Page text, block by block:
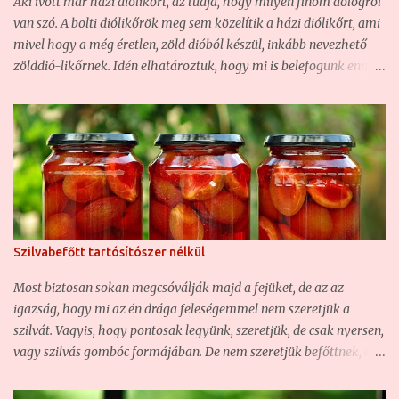
hiába több, mint tíz liter lett, nem fog sokáig tartani... Hozzávalók
a házi meggyborhoz: - 10 kg meggy - 3+2 liter víz - 2+1 kg
kristályc...
van szó. A bolti diólikőrök meg sem közelítik a házi diólikőrt, ami
mivel hogy a még éretlen, zöld dióból készül, inkább nevezhető
zölddió-likőrnek. Idén elhatároztuk, hogy mi is belefogunk ennek
gyógyital is, ahogy Zilahay Ágnes már régen (1892) megírta,
kitűnő gyomorerősítő is... Zilahy Ágnes - Valódi magyar
szakácskönyv (1892): Egy 3 literes bőszáju üvegbe tegyünk
karikára vágott 20 gyenge zöld diót, 20 szem szegfüszeget, két
darab fahéjat és fél kiló czukrot. Ezeket kevés vizzel felfőzve,
öntsük az üvegbe és töltsük tele az üveget seprő, vagy
törkölypálinkával. Az üvegeket időnként rázzuk fel. Pár hét alatt
össze érik; gyomor fájdalom ellen igen hathatós gyógyszer. Mi
most ezt az alapreceptet bővítettük ki egy kicsit fűszerekkel, és
cukorral, hogy ne diópálinka, hanem diólikőr legyen belőle. Az
arányokon mindenki módosítson magának nyugodta...
Szilvabefőtt tartósítószer nélkül
Most biztosan sokan megcsóválják majd a fejüket, de az az
igazság, hogy mi az én drága feleségemmel nem szeretjük a
szilvát. Vagyis, hogy pontosak legyünk, szeretjük, de csak nyersen,
vagy szilvás gombóc formájában. De nem szeretjük befőttnek, és
nagyon készítünk. Azonban, mint említettem az előbb, a szilvás